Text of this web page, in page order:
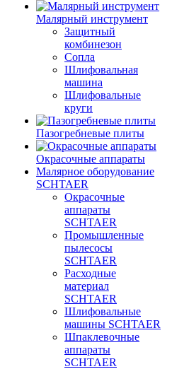
Малярный инструмент
Защитный
комбинезон
Сопла
Шлифовальная
машина
Шлифовальные
круги
Пазогребневые плиты
Окрасочные аппараты
Малярное оборудование
SCHTAER
Окрасочные
аппараты
SCHTAER
Промышленные
пылесосы
SCHTAER
Расходные
материал
SCHTAER
Шлифовальные
машины SCHTAER
Шпаклевочные
аппараты
SCHTAER